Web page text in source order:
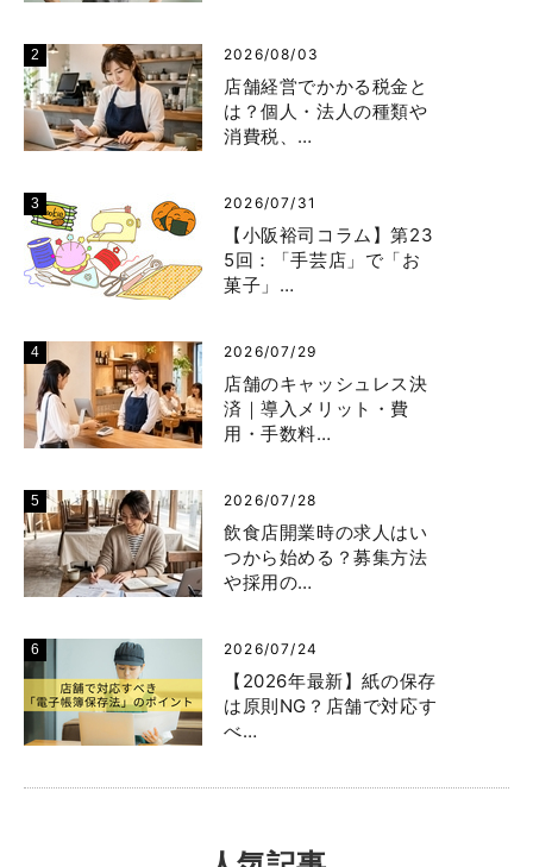
2026/08/03
店舗経営でかかる税金と
は？個人・法人の種類や
消費税、…
2026/07/31
【小阪裕司コラム】第23
5回：「手芸店」で「お
菓子」…
2026/07/29
店舗のキャッシュレス決
済｜導入メリット・費
用・手数料…
2026/07/28
飲食店開業時の求人はい
つから始める？募集方法
や採用の…
2026/07/24
【2026年最新】紙の保存
は原則NG？店舗で対応す
べ…